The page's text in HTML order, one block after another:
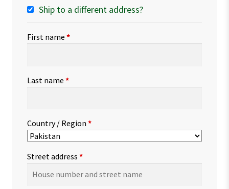
Ship to a different address?
First name *
Last name *
Country / Region *
Street address *